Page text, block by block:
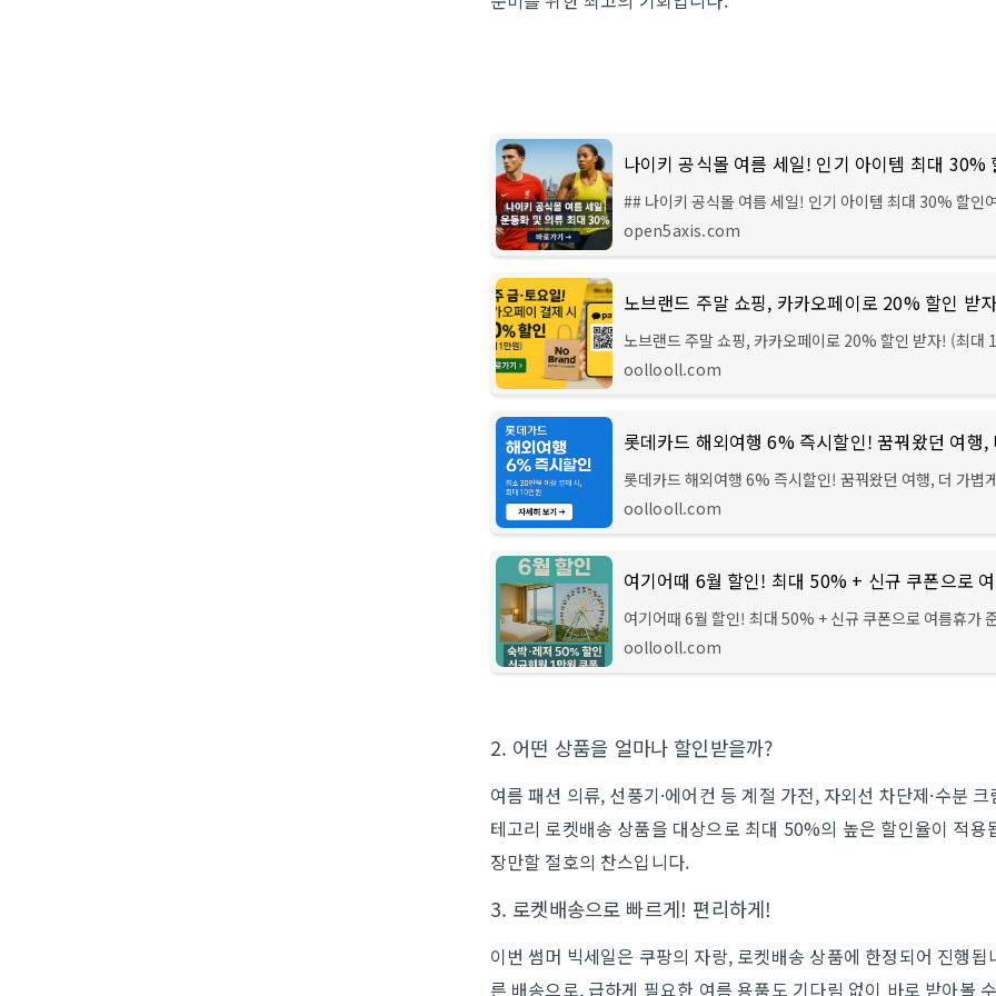
나이키 공식몰 여름 세일! 인기 아이템 최대 30%
## 나이키 공식몰 여름 세일! 인기 아이템 최대 30% 할인
시작을 알리는 나이키 공식몰의 시원한 세일 소식! 인기 운
터 스타일리시한 의류까지 최대 30% 할인된 가격으로 만나
open5axis.com
노브랜드 주말 쇼핑, 카카오페이로 20% 할인 받자! (최대
가성비 끝판왕 노브랜드에서 더욱 알뜰하게 쇼핑할 기회! 매
oollooll.com
롯데카드 해외여행 6% 즉시할인! 꿈꿔왔던 여행, 더 가볍
세요!해외여행을 계획 중이신가요? 롯데카드가 준비한 특별
oollooll.com
여기어때 6월 할인! 최대 50% + 신규 쿠폰으로 여름휴가
끝!본격적인 여름휴가 시즌을 앞두고 여행 계획 세우시는 분
oollooll.com
2. 어떤 상품을 얼마나 할인받을까?
여름 패션 의류, 선풍기·에어컨 등 계절 가전, 자외선 차단제·수분
테고리 로켓배송 상품을 대상으로 최대 50%의 높은 할인율이 적
장만할 절호의 찬스입니다.
3. 로켓배송으로 빠르게! 편리하게!
이번 썸머 빅세일은 쿠팡의 자랑, 로켓배송 상품에 한정되어 진행
른 배송으로, 급하게 필요한 여름 용품도 기다림 없이 바로 받아볼